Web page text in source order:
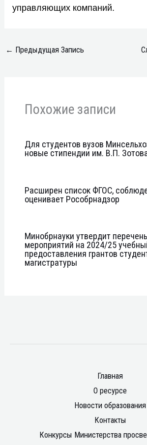
управляющих компаний.
← Предыдущая Запись
Похожие записи
Для студентов вузов
новые стипендии им. В.П.
Расширен список ФГОС,
оценивает Рособрнадзор
Минобрнауки утвердит перечень
мероприятий на 2024/25
предоставления грантов
магистратуры
Главная
О ресурсе
Новости образования
Контакты
Конкурсы Министерства